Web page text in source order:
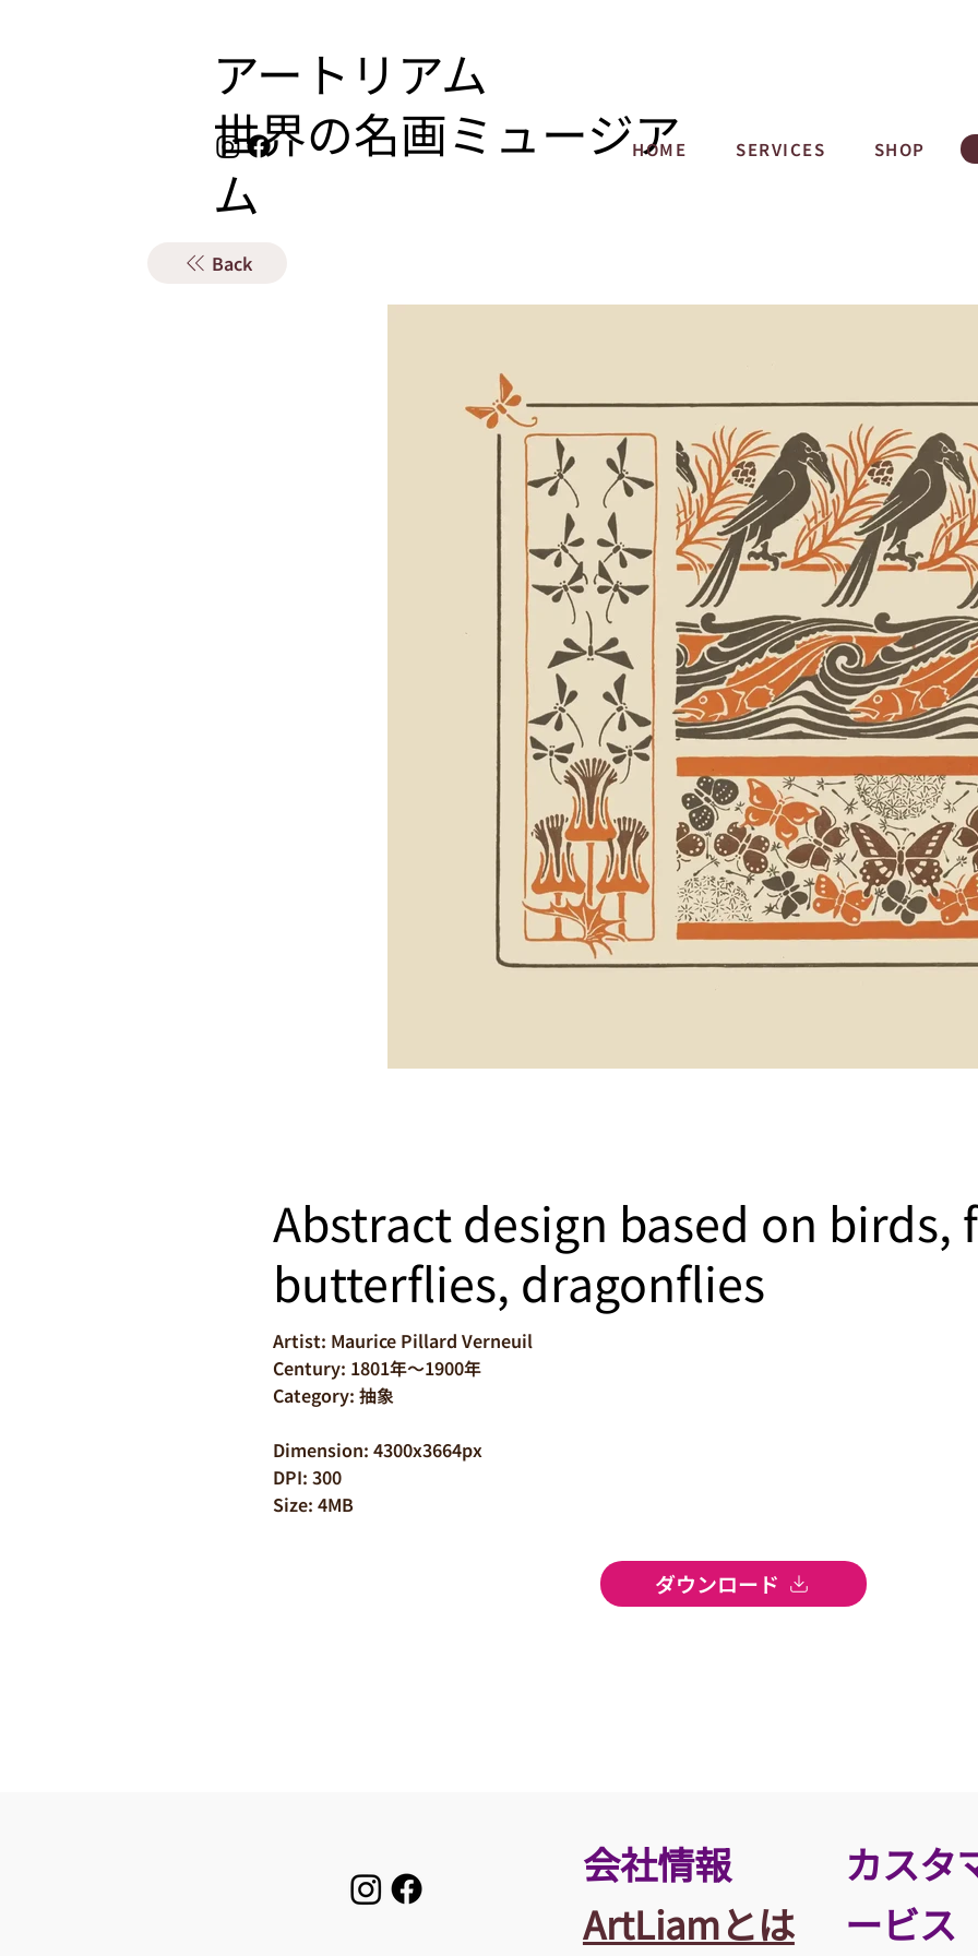
アートリアム
​世界の名画ミュージア
ム
HOME SERVICES SHOP
Back
Abstract design based on birds,
butterflies, dragonflies
Artist: Maurice Pillard Verneuil
Century: 1801年～1900年
Category: 抽象
Dimension: 4300x3664px
DPI: 300
Size: 4MB
ダウンロード
​会社情報
ArtLiamとは
カスタ
ービス